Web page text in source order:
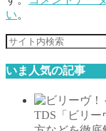
い。
いま人気の記事
TDS「ビリー